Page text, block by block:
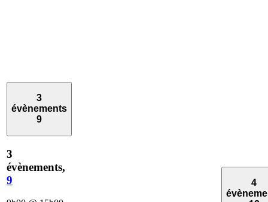
3
évènements
9
3
évènements,
9
4